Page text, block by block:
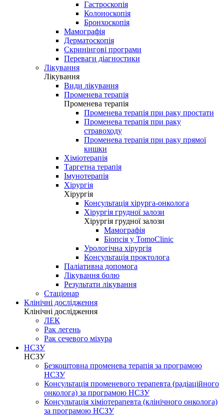
Гастроскопія
Колоноскопія
Бронхоскопія
Мамографія
Дерматоскопія
Скринінгові програми
Переваги діагностики
Лікування
Лікування
Види лікування
Променева терапія
Променева терапія
Променева терапія при раку простати
Променева терапія при раку
стравоходу
Променева терапія при раку прямої
кишки
Хіміотерапія
Таргетна терапія
Імунотерапія
Хірургія
Хірургія
Консультація хірурга-онколога
Хірургія грудної залози
Хірургія грудної залози
Мамографія
Біопсія у TomoClinic
Урологічна хірургія
Консультація проктолога
Паліативна допомога
Лікування болю
Результати лікування
Стаціонар
Клінічні дослідження
Клінічні дослідження
ЛЕК
Рак легень
Рак сечевого міхура
НСЗУ
НСЗУ
Безкоштовна променева терапія за програмою
НСЗУ
Консультація променевого терапевта (радіаційного
онколога) за програмою НСЗУ
Консультація хіміотерапевта (клінічного онколога)
за програмою НСЗУ